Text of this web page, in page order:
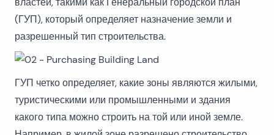
(ГУП), который определяет назначение земли и
разрешенный тип строительства.
ГУП четко определяет, какие зоны являются жилыми,
туристическими или промышленными и здания
какого типа можно строить на той или иной земле.